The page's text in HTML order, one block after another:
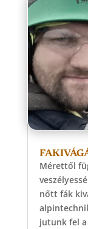
Mérettől
nőtt fák
jutunk fel a